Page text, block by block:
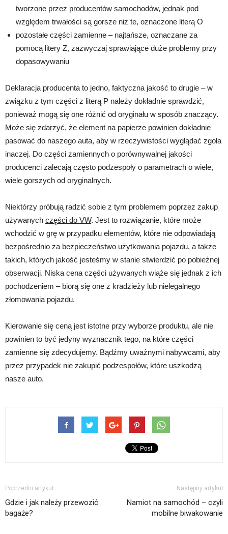
tworzone przez producentów samochodów, jednak pod
względem trwałości są gorsze niż te, oznaczone literą O
pozostałe części zamienne – najtańsze, oznaczane za
pomocą litery Z, zazwyczaj sprawiające duże problemy przy
dopasowywaniu
Deklaracja producenta to jedno, faktyczna jakość to drugie – w
związku z tym części z literą P należy dokładnie sprawdzić,
ponieważ mogą się one różnić od oryginału w sposób znaczący.
Może się zdarzyć, że element na papierze powinien dokładnie
pasować do naszego auta, aby w rzeczywistości wyglądać zgoła
inaczej. Do części zamiennych o porównywalnej jakości
producenci zalecają często podzespoły o parametrach o wiele,
wiele gorszych od oryginalnych.
Niektórzy próbują radzić sobie z tym problemem poprzez zakup
używanych części do VW. Jest to rozwiązanie, które może
wchodzić w grę w przypadku elementów, które nie odpowiadają
bezpośrednio za bezpieczeństwo użytkowania pojazdu, a także
takich, których jakość jesteśmy w stanie stwierdzić po pobieżnej
obserwacji. Niska cena części używanych wiąże się jednak z ich
pochodzeniem – biorą się one z kradzieży lub nielegalnego
złomowania pojazdu.
Kierowanie się ceną jest istotne przy wyborze produktu, ale nie
powinien to być jedyny wyznacznik tego, na które części
zamienne się zdecydujemy. Bądźmy uważnymi nabywcami, aby
przez przypadek nie zakupić podzespołów, które uszkodzą
nasze auto.
Poprzedni artykuł
Gdzie i jak należy przewozić
bagaże?
Następny artykuł
Namiot na samochód – czyli
mobilne biwakowanie